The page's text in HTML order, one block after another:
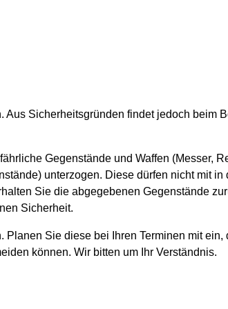
Sicherheitsgründen findet jedoch beim
Gegenstände und Waffen (Messer,
unterzogen. Diese dürfen nicht mit
Sie die abgegebenen Gegenstände
Sicherheit.
Sie diese bei Ihren Terminen mit
können. Wir bitten um Ihr Verständnis.